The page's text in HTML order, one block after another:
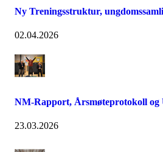
Ny Treningsstruktur,
02.04.2026
NM-Rapport, Årsmøteprotokoll og
23.03.2026